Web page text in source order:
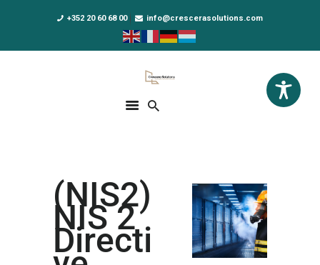
+352 20 60 68 00 info@crescerasolutions.com
Crescera Solutions
Solutions for your evolution
DPO AS A SERVICE
NOUS CONNAÎTRE
ACTUALITÉS
(NIS2)
NIS 2
Directi